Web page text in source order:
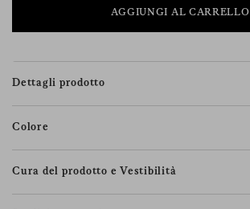
AGGIUNGI AL CARRELLO
Dettagli prodotto
Colore
Cura del prodotto e Vestibilità